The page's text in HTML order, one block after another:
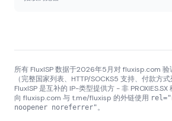
所有 FluxISP 数据于2026年5月对 fluxisp.com 验
（完整国家列表、HTTP/SOCKS5 支持、付款方式
FluxISP 是互补的 IP-类型提供方 - 非
向 fluxisp.com 与 t.me/fluxisp 的外链使用
noopener noreferrer"。